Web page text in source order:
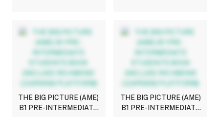
THE BIG PICTURE (AME)
B1 PRE-INTERMEDIATE
THE BIG PICTURE (AME)
B1 PRE-INTERMEDIATE